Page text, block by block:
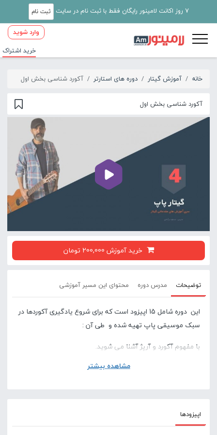
7 روز اکانت لامینور رایگان فقط با ثبت نام در سایت ثبت نام
وارد شوید
خرید اشتراک
خانه آموزش گیتار دوره های استارتر آکورد شناسی بخش اول
آکورد شناسی بخش اول
04:00
خرید آموزش 200,000 تومان
توضیحات مدرس دوره محتوای این مسیر آموزشی
این دوره شامل 15 اپیزود است که برای شروع یادگیری آکوردها در
سبک موسیقی پاپ تهیه شده و طی آن :
با مفهوم آکورد و آرپژ آشنا می شوید.
شیوه ی نوشتاری آکوردهای ماژور و مینور را می آموزید.
همراه با مترونوم و شمارش انجام خواهید داد.
مشاهده بیشتر
اپیزودها